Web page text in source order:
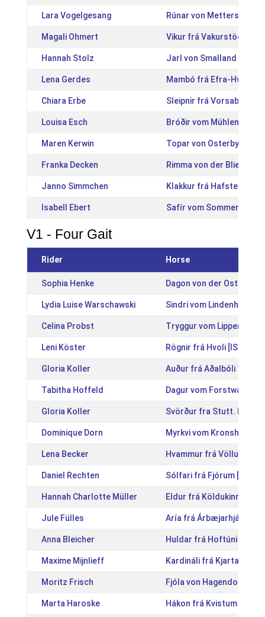
Lara Vogelgesang Rúnar von Mettersbruch
Magali Ohmert Vikur frá Vakurstöðum
Hannah Stolz Jarl von Smalland
Lena Gerdes Mambó frá Efra-Hvoli
Chiara Erbe Sleipnir frá
Louisa Esch Bróðir vom Mühlenberg
Maren Kerwin Topar von Osterbyholz
Franka Decken Rimma von der
Janno Simmchen Klakkur frá
Isabell Ebert Safír vom Sommerfeld
V1 - Four Gait
Rider Horse
Sophia Henke Dagon von der Osterhöll
Lydia Luise Warschawski Sindri vom Lindenhof
Celina Probst Tryggur vom Lipperthof
Leni Köster Rögnir frá Hvoli
Gloria Koller Auður frá Aðalbóli 1
Tabitha Hoffeld Dagur vom Forstwald
Gloria Koller Svörður fra Stutt.
Dominique Dorn Myrkvi vom Kronshof
Lena Becker Hvammur frá Völlum
Daniel Rechten Sólfari frá Fjórum
Hannah Charlotte Müller Eldur frá Köldukinn
Jule Fülles Aría frá Árbæjarhjáleigu II
Anna Bleicher Huldar frá Hoftúni
Maxime Mijnlieff Kardináli frá
Moritz Frisch Fjóla von Hagendorf
Marta Haroske Hákon frá Kvistum